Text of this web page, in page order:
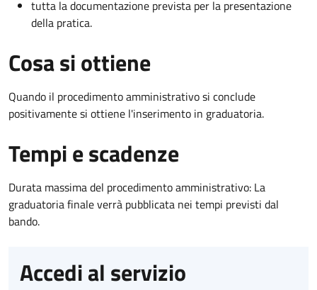
tutta la documentazione prevista per la presentazione
della pratica.
Cosa si ottiene
Quando il procedimento amministrativo si conclude
positivamente si ottiene l'inserimento in graduatoria.
Tempi e scadenze
Durata massima del procedimento amministrativo: La
graduatoria finale verrà pubblicata nei tempi previsti dal
bando.
Accedi al servizio